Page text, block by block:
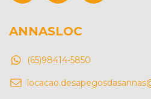
ANNASLOC
(65)98414-5850